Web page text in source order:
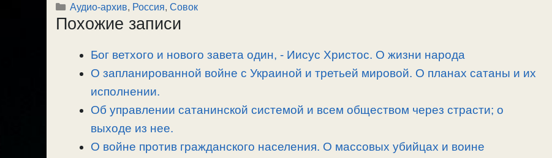
p
y
l
e
r
a
m
c
e
o
o
k
п
р
в
и
т
Рубрики
Аудио-архив, Россия, Совок
Похожие записи
Бог ветхого и нового завета один, -­ Иисус Христос. О жизни народа
О запланированной войне с Украиной и третьей мировой. О планах сатаны и их
исполнении.
Об управлении сатанинской системой и всем обществом через страсти; о
выходе из нее.
О войне против гражданского населения. О массовых убийцах и воине